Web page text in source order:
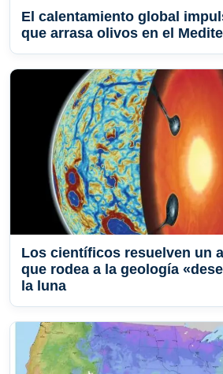
El calentamiento global
que arrasa olivos en el
Los científicos resuelven un
que rodea a la geología
la luna